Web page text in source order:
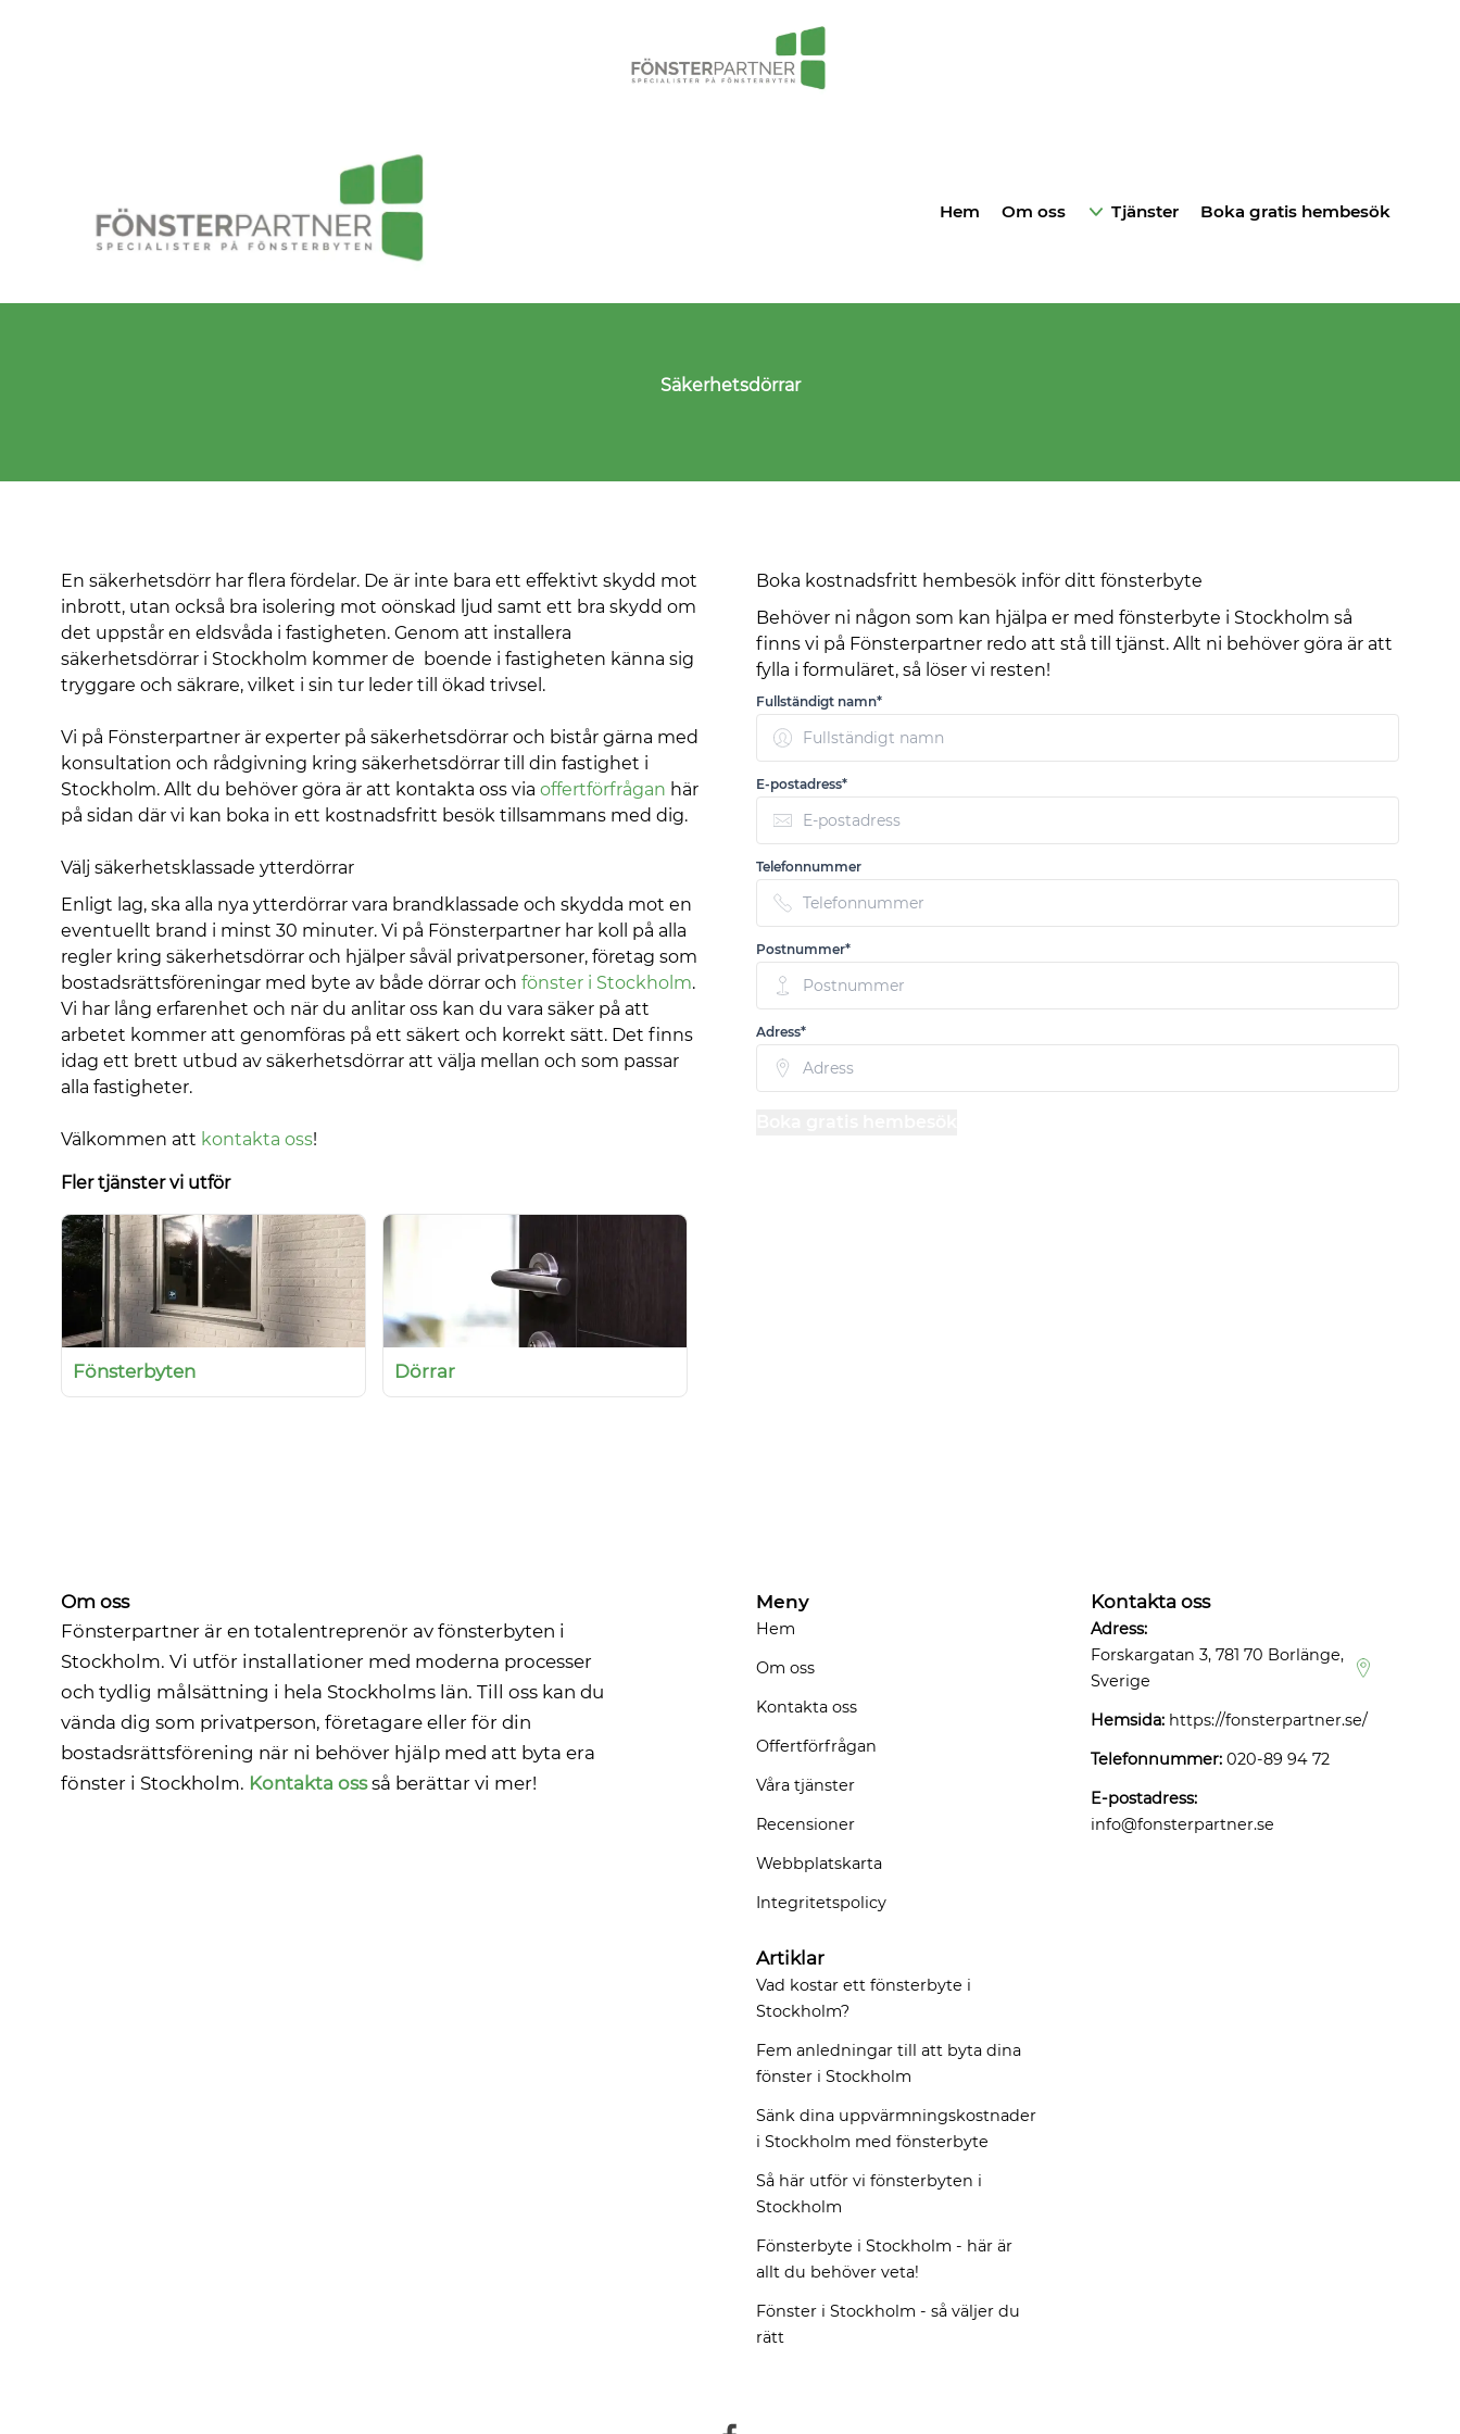
Hem Om oss Tjänster Boka gratis hembesök
Säkerhetsdörrar
En säkerhetsdörr har flera fördelar. De är inte bara ett effektivt skydd mot
inbrott, utan också bra isolering mot oönskad ljud samt ett bra skydd om
det uppstår en eldsvåda i fastigheten. Genom att installera
säkerhetsdörrar i Stockholm kommer de boende i fastigheten känna sig
tryggare och säkrare, vilket i sin tur leder till ökad trivsel.
Vi på Fönsterpartner är experter på säkerhetsdörrar och bistår gärna med
konsultation och rådgivning kring säkerhetsdörrar till din fastighet i
Stockholm. Allt du behöver göra är att kontakta oss via offertförfrågan här
på sidan där vi kan boka in ett kostnadsfritt besök tillsammans med dig.
Välj säkerhetsklassade ytterdörrar
Enligt lag, ska alla nya ytterdörrar vara brandklassade och skydda mot en
eventuellt brand i minst 30 minuter. Vi på Fönsterpartner har koll på alla
regler kring säkerhetsdörrar och hjälper såväl privatpersoner, företag som
bostadsrättsföreningar med byte av både dörrar och fönster i Stockholm.
Vi har lång erfarenhet och när du anlitar oss kan du vara säker på att
arbetet kommer att genomföras på ett säkert och korrekt sätt. Det finns
idag ett brett utbud av säkerhetsdörrar att välja mellan och som passar
alla fastigheter.
Välkommen att kontakta oss!
Fler tjänster vi utför
Fönsterbyten Dörrar
Boka kostnadsfritt hembesök inför ditt fönsterbyte
Behöver ni någon som kan hjälpa er med fönsterbyte i Stockholm så
finns vi på Fönsterpartner redo att stå till tjänst. Allt ni behöver göra är att
fylla i formuläret, så löser vi resten!
Fullständigt namn*
E-postadress*
Telefonnummer
Postnummer*
Adress*
Om oss
Fönsterpartner är en totalentreprenör av fönsterbyten i
Stockholm. Vi utför installationer med moderna processer
och tydlig målsättning i hela Stockholms län. Till oss kan du
vända dig som privatperson, företagare eller för din
bostadsrättsförening när ni behöver hjälp med att byta era
fönster i Stockholm. Kontakta ossså berättar vi mer!
Meny
Hem
Om oss
Kontakta oss
Offertförfrågan
Våra tjänster
Recensioner
Webbplatskarta
Integritetspolicy
Artiklar
Vad kostar ett fönsterbyte i
Stockholm?
Fem anledningar till att byta dina
fönster i Stockholm
Sänk dina uppvärmningskostnader
i Stockholm med fönsterbyte
Så här utför vi fönsterbyten i
Stockholm
Fönsterbyte i Stockholm - här är
allt du behöver veta!
Fönster i Stockholm - så väljer du
rätt
Kontakta oss
Adress:
Forskargatan 3, 781 70 Borlänge,
Sverige
Hemsida: https://fonsterpartner.se/
Telefonnummer: 020-89 94 72
E-postadress:
info@fonsterpartner.se